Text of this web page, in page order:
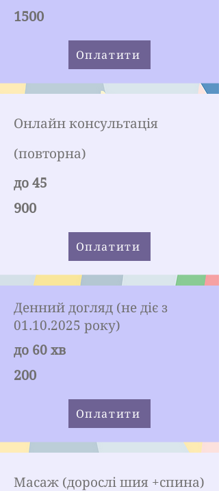
1500
Оплатити
Онлайн консультація
(повторна)
до 45
900
Оплатити
Денний догляд (не діє з
01.10.2025 року)
до 60 хв
200
Оплатити
Масаж (дорослі шия +спина)